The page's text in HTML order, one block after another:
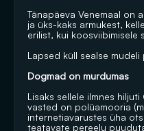
Tänapäeva Venemaal on
ja üks-kaks armukest,
erilist, kui koosviibimisele
Lapsed küll sealse
Dogmad on murdumas
Lisaks sellele ilmnes
vasted on polüamooria
internetiavarustes üha
teatavate pereelu